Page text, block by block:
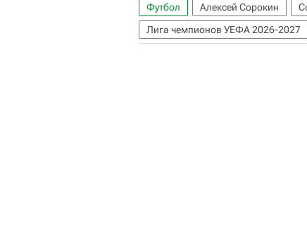
Футбол Алексей Сорокин
Лига чемпионов УЕФА 2026-2027